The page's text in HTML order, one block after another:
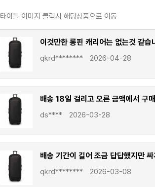
타이틀 이미지 클릭시 해당상품으로 이동
이것만한 롱핀 캐리어는 없는것 같습
qkrd******** 2026-04-28
배송 18일 걸리고 오른 금액에서 구
ds**** 2026-03-28
배송 기간이 길어 조금 답답했지만
qkrd******** 2026-03-08